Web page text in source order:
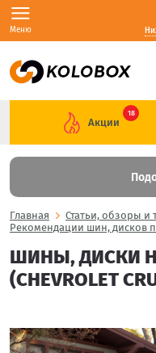
Меню
Акции
18
Главная Статьи, обзоры и
Рекомендации шин, дисков
ШИНЫ, ДИСКИ
(CHEVROLET